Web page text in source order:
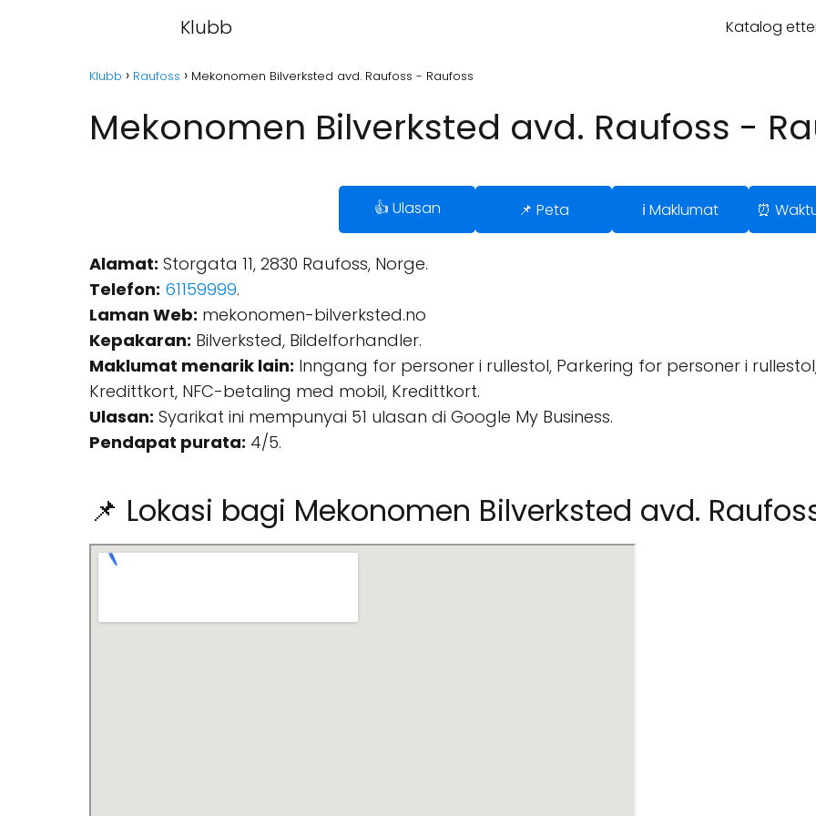
Klubb Katalog
Klubb Raufoss Mekonomen Bilverksted avd. Raufoss - Raufoss
Mekonomen Bilverksted avd. Raufoss -
👍 Ulasan 📌 Peta ℹ️ Maklumat ⏰
Alamat: Storgata 11, 2830 Raufoss, Norge.
Telefon: 61159999.
Laman Web: mekonomen-bilverksted.no
Kepakaran: Bilverksted, Bildelforhandler.
Maklumat menarik lain: Inngang for personer i rullestol, Parkering for personer i
Kredittkort, NFC-betaling med mobil, Kredittkort.
Ulasan: Syarikat ini mempunyai 51 ulasan di Google My Business.
Pendapat purata: 4/5.
📌 Lokasi bagi Mekonomen Bilverksted avd.